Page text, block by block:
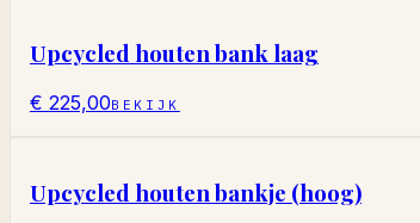
Upcycled houten bank laag
€ 225,00BEKIJK
Upcycled houten bankje (hoog)